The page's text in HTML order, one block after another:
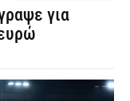
για